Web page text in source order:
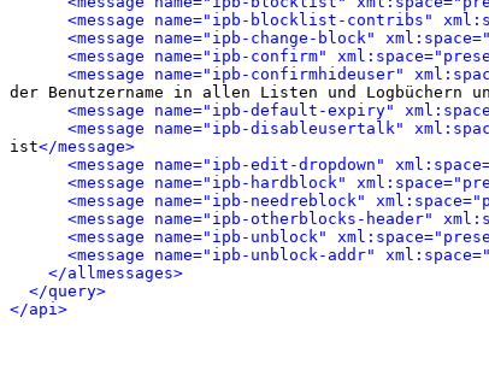
<message name="ipb-blocklist-contribs"
<message name="ipb-change-block"
<message name="ipb-confirm"
<message name="ipb-confirmhideuser"
der Benutzername in allen Listen und
<message name="ipb-default-expiry"
<message name="ipb-disableusertalk"
ist</message>
<message name="ipb-edit-dropdown"
<message name="ipb-hardblock"
<message name="ipb-needreblock"
<message name="ipb-otherblocks-header"
<message name="ipb-unblock"
<message name="ipb-unblock-addr"
</allmessages>
</query>
</api>